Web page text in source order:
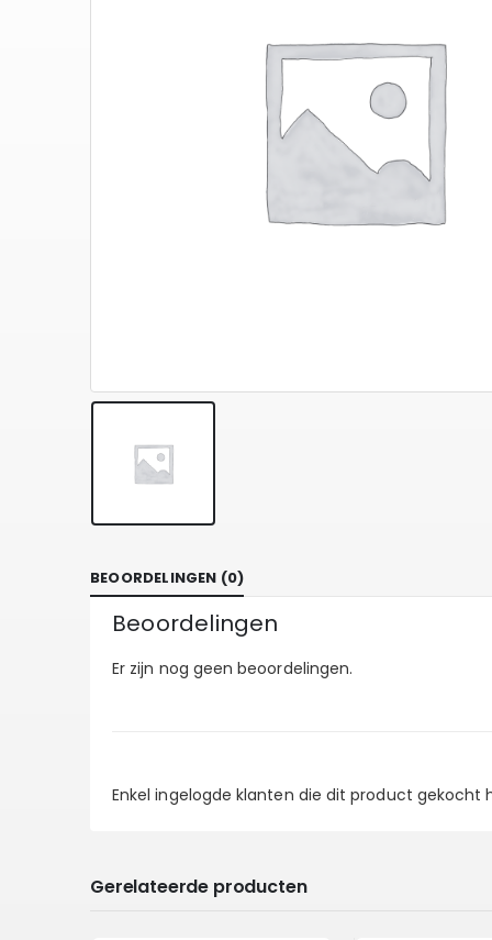
BEOORDELINGEN (0)
Beoordelingen
Er zijn nog geen beoordelingen.
Enkel ingelogde klanten die dit product gekocht
Gerelateerde producten